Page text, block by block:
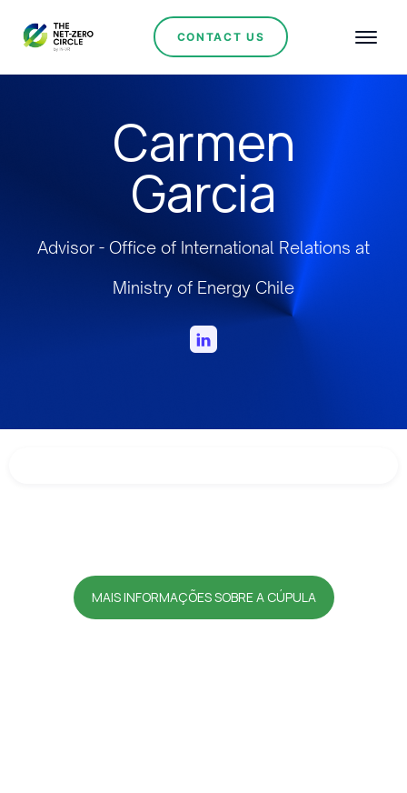
CONTACT US
Carmen
Garcia
Advisor - Office of International Relations at
Ministry of Energy Chile
MAIS INFORMAÇÕES SOBRE A CÚPULA